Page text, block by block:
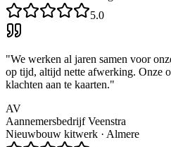
5.0
"We werken al jaren samen voor
op tijd, altijd nette afwerking. Onze
klachten aan te kaarten."
AV
Aannemersbedrijf Veenstra
Nieuwbouw kitwerk · Almere